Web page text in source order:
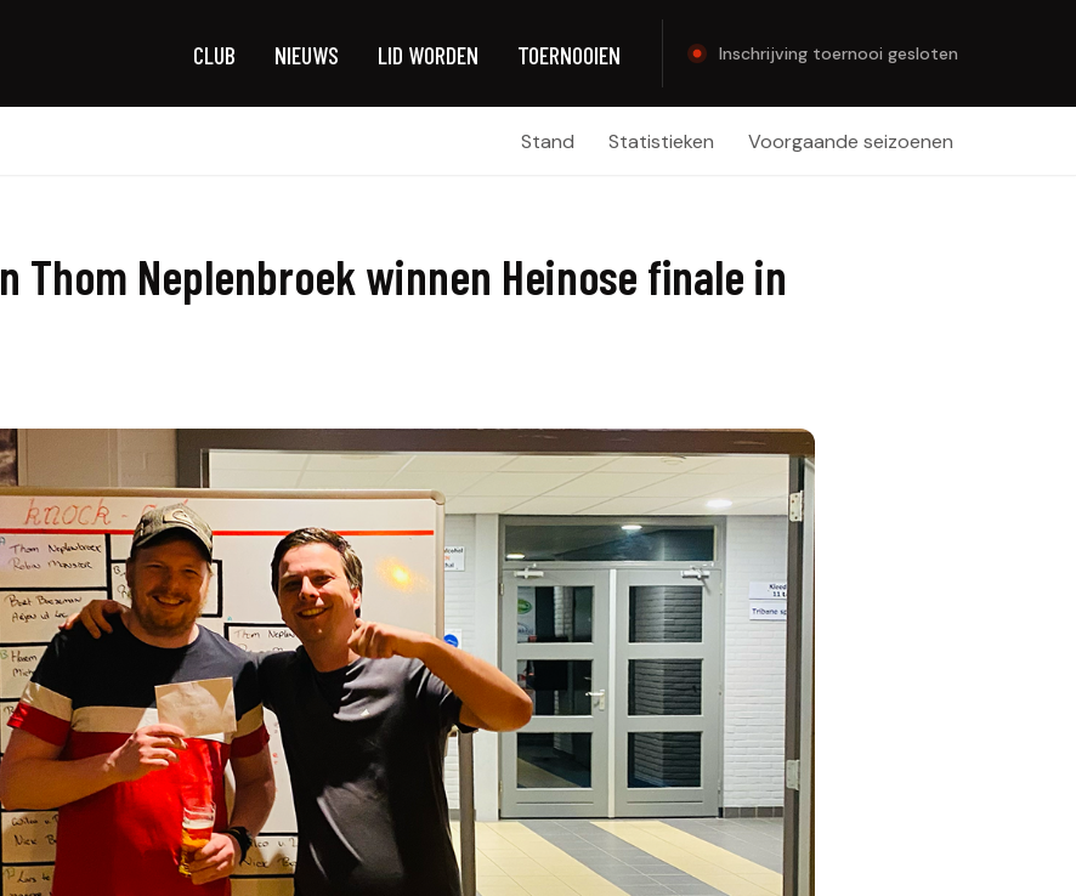
CLUB NIEUWS LID WORDEN TOERNOOIEN Inschrijving toernooi gesloten
Stand Statistieken Voorgaande seizoenen
Thom Neplenbroek winnen Heinose finale in